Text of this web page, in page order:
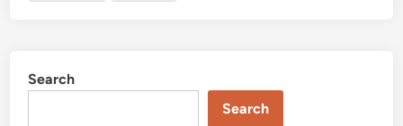
Search
Search